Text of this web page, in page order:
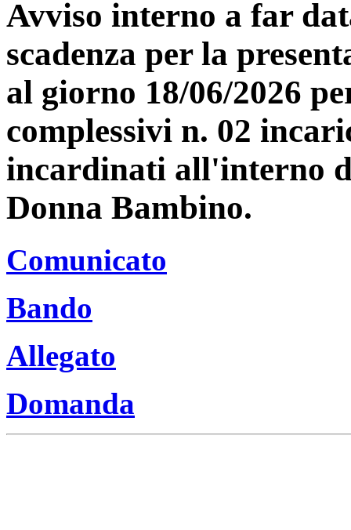
Avviso interno a far
scadenza per la
al giorno 18/06/2026
complessivi n. 02
incardinati all'interno
Donna Bambino.
Comunicato
Bando
Allegato
Domanda